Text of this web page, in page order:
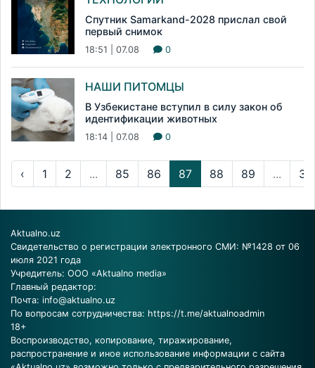
Спутник Samarkand-2028 прислал свой
первый снимок
18:51 | 07.08 0
НАШИ ПИТОМЦЫ
В Узбекистане вступил в силу закон об
идентификации животных
18:14 | 07.08 0
‹ 1 2 ... 85 86 87 88 89 ...
Aktualno.uz
Свидетельство о регистрации электронного СМИ: №1428 от 06
июля 2021 года
Учредитель: ООО «Aktualno media»
Главный редактор:
Почта: info@aktualno.uz
По вопросам сотрудничества: https://t.me/aktualnoadmin
18+
Воспроизводство, копирование, тиражирование,
распространение и иное использование информации с сайта